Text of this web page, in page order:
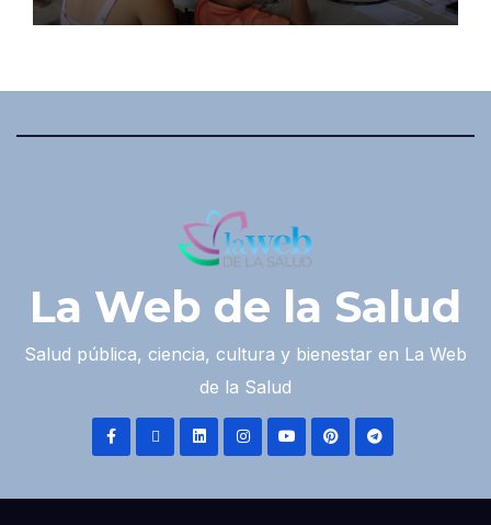
La Web de la Salud
Salud pública, ciencia, cultura y bienestar en La Web
de la Salud